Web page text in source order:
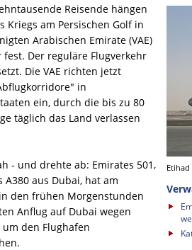
Reisende hängen
Kriegs am Persischen Golf in
Arabischen Emirate (VAE)
fest. Der reguläre Flugverkehr
Die VAE richten jetzt
in
ein, durch die bis zu 80
täglich das Land verlassen
- und drehte ab: Emirates 501,
A380 aus Dubai, hat am
den frühen Morgenstunden
Anflug auf Dubai wegen
den Flughafen